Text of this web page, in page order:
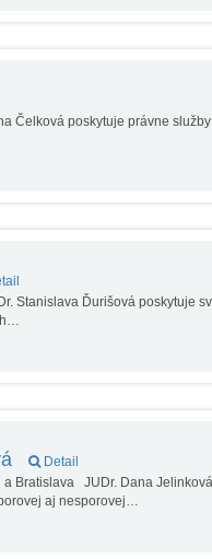
Čelková poskytuje právne
Stanislava Ďurišová poskytuje
Detail
a Bratislava JUDr. Dana
aj nesporovej…